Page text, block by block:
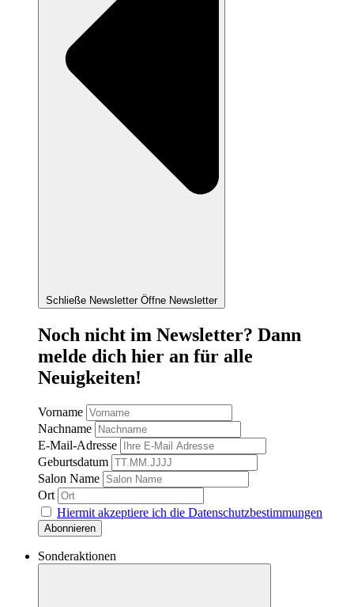
Schließe Newsletter Öffne Newsletter
Noch nicht im Newsletter? Dann
melde dich hier an für alle
Neuigkeiten!
Vorname
Nachname
E-Mail-Adresse
Geburtsdatum
Salon Name
Ort
Hiermit akzeptiere ich die Datenschutzbestimmungen
Sonderaktionen